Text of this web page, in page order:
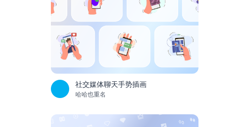
社交媒体聊天手势插画
哈哈也重名